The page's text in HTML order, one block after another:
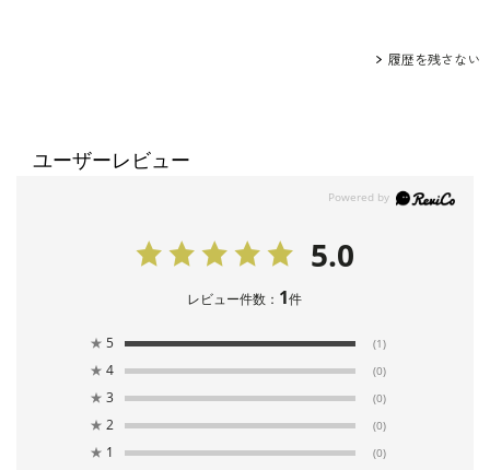
履歴を残さない
ユーザーレビュー
5.0
レビュー件数： 1件
★ 5 (1)
★ 4 (0)
★ 3 (0)
★ 2 (0)
★ 1 (0)